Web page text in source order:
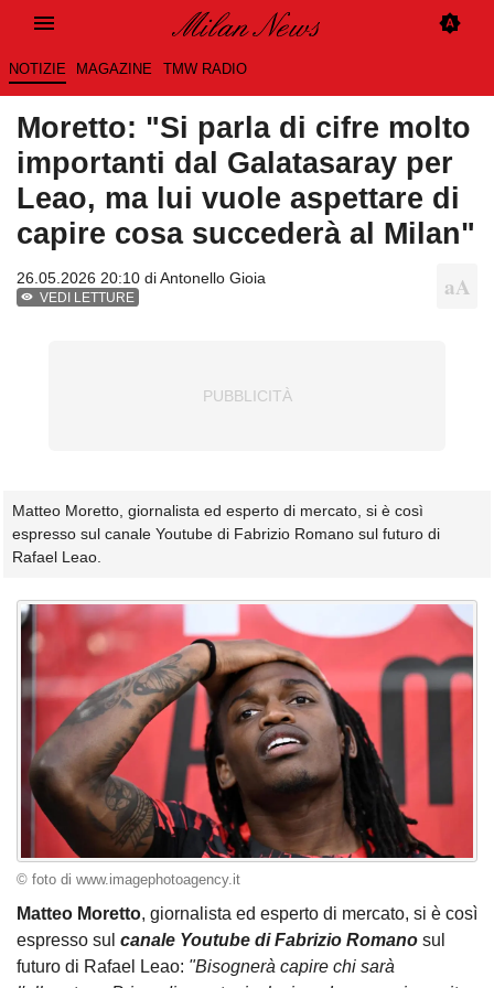
NOTIZIE MAGAZINE TMW RADIO
Moretto: "Si parla di cifre molto
importanti dal Galatasaray per
Leao, ma lui vuole aspettare di
capire cosa succederà al Milan"
26.05.2026 20:10 diAntonello Gioia
VEDI LETTURE
Matteo Moretto, giornalista ed esperto di mercato, si è così
espresso sul canale Youtube di Fabrizio Romano sul futuro di
Rafael Leao.
© foto di www.imagephotoagency.it
Matteo Moretto, giornalista ed esperto di mercato, si è così
espresso sul canale Youtube di Fabrizio Romano sul
futuro di Rafael Leao: "Bisognerà capire chi sarà